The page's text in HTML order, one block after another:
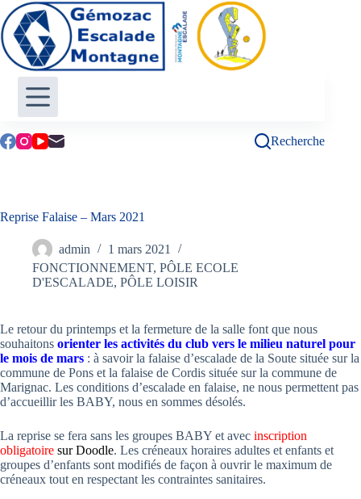
Passer
au
contenu
Recherche
Reprise Falaise – Mars 2021
admin
1 mars 2021
FONCTIONNEMENT, PÔLE ECOLE
D'ESCALADE, PÔLE LOISIR
Le retour du printemps et la fermeture de la salle font que nous
souhaitons orienter les activités du club vers le milieu naturel pour
le mois de mars : à savoir la falaise d’escalade de la Soute située sur la
commune de Pons et la falaise de Cordis située sur la commune de
Marignac. Les conditions d’escalade en falaise, ne nous permettent pas
d’accueillir les BABY, nous en sommes désolés.
La reprise se fera sans les groupes BABY et avec inscription
obligatoire sur Doodle. Les créneaux horaires adultes et enfants et
groupes d’enfants sont modifiés de façon à ouvrir le maximum de
créneaux tout en respectant les contraintes sanitaires.